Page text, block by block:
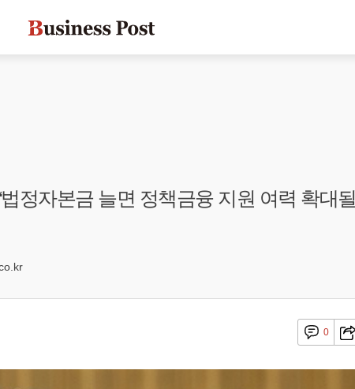
정자본금 늘면 정책금융 지원 여력 확대될
0